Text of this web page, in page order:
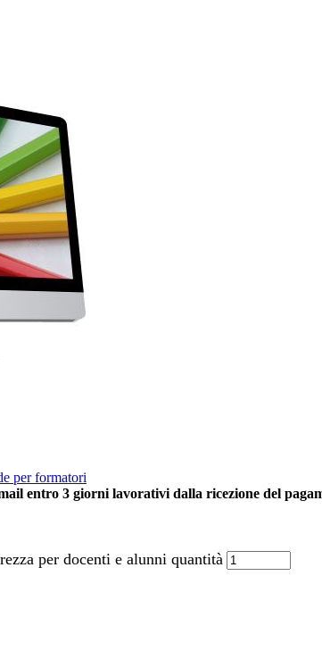
per formatori
entro 3 giorni lavorativi dalla ricezione del
per docenti e alunni quantità